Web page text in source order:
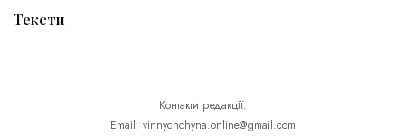
Тексти
Контакти редакції:
Email: vinnychchyna.online@gmail.com